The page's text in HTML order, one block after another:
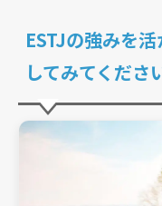
ESTJの強みを
してみてくださ